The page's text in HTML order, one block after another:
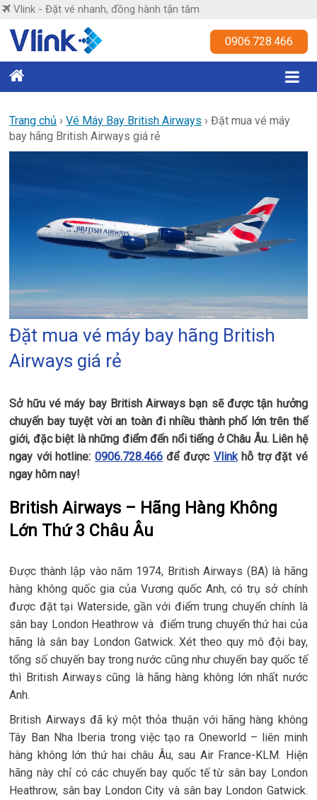
Skip
content
Vlink - Đặt vé nhanh, đồng hành tận tâm
Vlink
nhanh,
đồng
hành
0906.728.466
Trang chủ ›Vé Máy Bay British Airways ›Đặt mua vé máy
bay hãng British Airways giá rẻ
Đặt mua vé máy bay hãng British
Airways giá rẻ
Sở hữu vé máy bay British Airways bạn sẽ được tận hưởng
chuyến bay tuyệt vời an toàn đi nhiều thành phố lớn trên thế
giới, đặc biệt là những điểm đến nổi tiếng ở Châu Âu. Liên hệ
ngay với hotline: 0906.728.466​ để được Vlinkhỗ trợ đặt vé
ngay hôm nay!
British Airways – Hãng Hàng Không
Lớn Thứ 3 Châu Âu
Được thành lập vào năm 1974, British Airways (BA) là hãng
hàng không quốc gia của Vương quốc Anh, có trụ sở chính
được đặt tại Waterside, gần với điểm trung chuyển chính là
sân bay London Heathrow và điểm trung chuyển thứ hai của
hãng là sân bay London Gatwick. Xét theo quy mô đội bay,
tổng số chuyến bay trong nước cũng như chuyến bay quốc tế
thì British Airways cũng là hãng hàng không lớn nhất nước
Anh.
British Airways đã ký một thỏa thuận với hãng hàng không
Tây Ban Nha Iberia trong việc tạo ra Oneworld – liên minh
hàng không lớn thứ hai châu Âu, sau Air France-KLM. Hiện
hãng này chỉ có các chuyến bay quốc tế từ sân bay London
Heathrow, sân bay London City và sân bay London Gatwick.